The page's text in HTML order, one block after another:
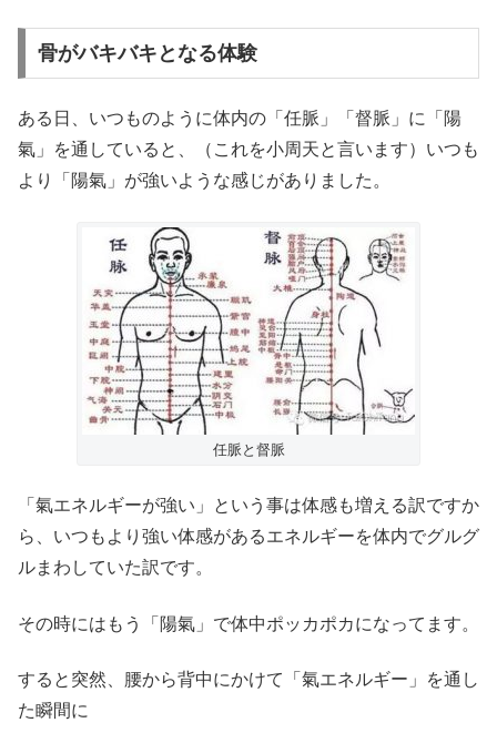
骨がバキバキとなる体験
ある日、いつものように体内の「任脈」「督脈」に「陽
氣」を通していると、（これを小周天と言います）いつも
より「陽氣」が強いような感じがありました。
任脈と督脈
「氣エネルギーが強い」という事は体感も増える訳ですか
ら、いつもより強い体感があるエネルギーを体内でグルグ
ルまわしていた訳です。
その時にはもう「陽氣」で体中ポッカポカになってます。
すると突然、腰から背中にかけて「氣エネルギー」を通し
た瞬間に